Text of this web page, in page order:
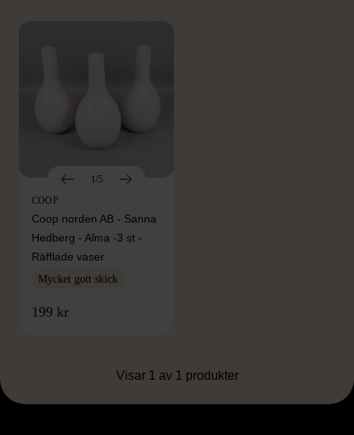
1/5
COOP
Coop norden AB - Sanna
Hedberg - Alma -3 st -
Räfflade vaser
Mycket gott skick
199 kr
Visar 1 av 1 produkter